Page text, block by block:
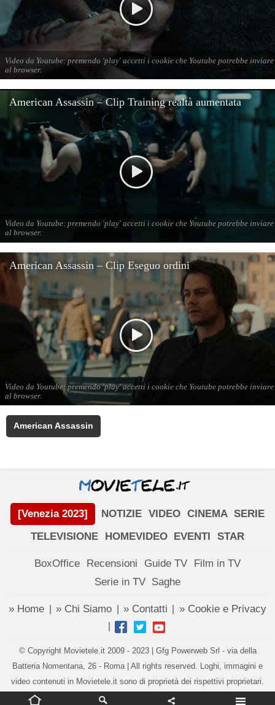
American Assassin
[Venezia 2023] NOTIZIE VIDEO CINEMA SERIE
TELEVISIONE
HOMEVIDEO EVENTI STAR
BoxOffice Recensioni Guide TV
Film in TV
Serie in TV Saghe
» Home » Chi Siamo » Contatti » Cookie e Privacy
© Copyright Movietele.it 2009 - 2023 | Gfg Powerweb Srl - via della
Batteria Nomentana, 26 - Roma | All rights reserved. Loghi, immagini e
video contenuti in Movietele.it sono di proprietà dei rispettivi proprietari.
Impostazioni privacy